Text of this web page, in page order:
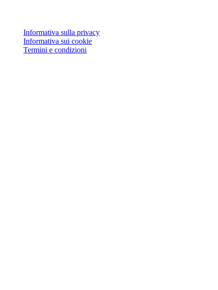
Informativa sulla privacy
Informativa sui cookie
Termini e condizioni